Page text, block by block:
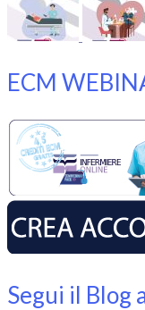
ECM
Segui il Blog